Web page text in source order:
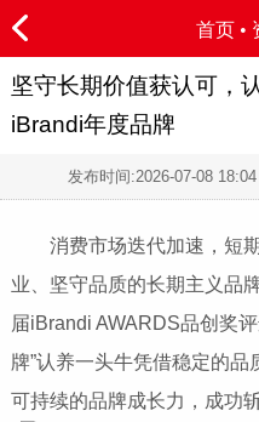
首页 •
坚守长期价值获认可，
iBrandi年度品牌
发布时间:2026-07-08 18:04
消费市场迭代加速，短
业、坚守品质的长期主义品
届iBrandi AWARDS品创奖
牌”认养一头牛凭借稳定的
可持续的品牌成长力，成功